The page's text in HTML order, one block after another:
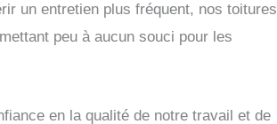
un entretien plus fréquent, nos toitures
peu à aucun souci pour les
en la qualité de notre travail et de